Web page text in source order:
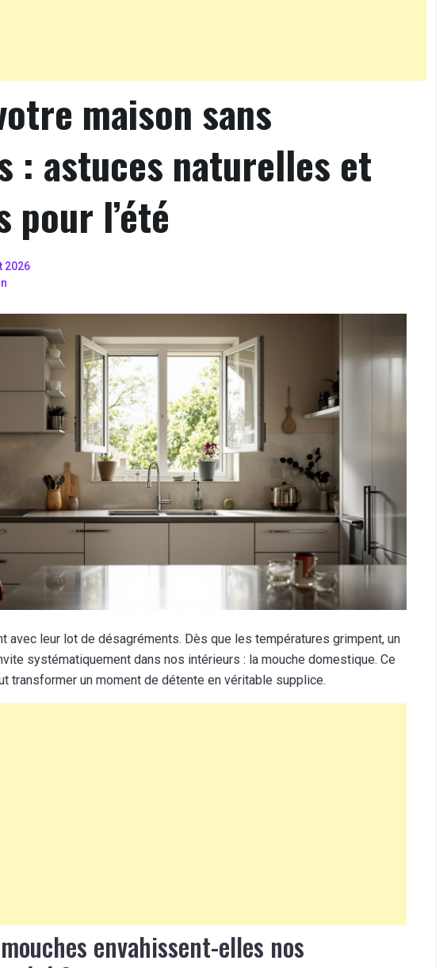
maison sans
: astuces naturelles et
pour l’été
2026
avec leur lot de désagréments. Dès que les températures grimpent, un
systématiquement dans nos intérieurs : la mouche domestique. Ce
transformer un moment de détente en véritable supplice.
envahissent-elles nos